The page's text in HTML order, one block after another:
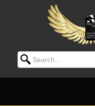
Search for: